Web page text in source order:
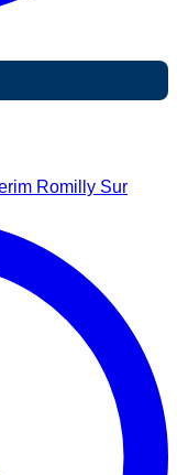
Romilly Sur